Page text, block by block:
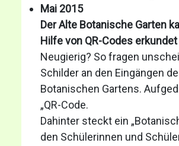
Mai 2015
Der Alte Botanische Garten
Hilfe von QR-Codes
Neugierig? So fragen
Schilder an den Eingängen
Botanischen Gartens.
„QR-Code.
Dahinter steckt ein
den Schülerinnen und